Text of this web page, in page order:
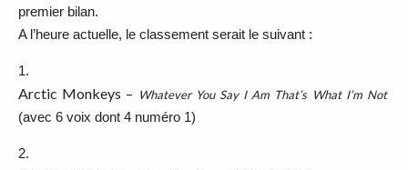
premier bilan.
A l’heure actuelle, le classement serait le suivant :
1.
Arctic Monkeys – Whatever You Say I Am That’s What I’m Not
(avec 6 voix dont 4 numéro 1)
2.